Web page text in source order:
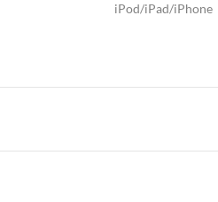
iPod/iPad/iPhone